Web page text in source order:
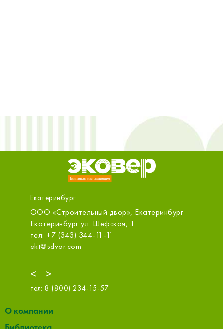
Екатеринбург
<
ООО «Строительный двор», Екатеринбург
Екатеринбург ул. Шефская, 1
тел: +7 (343) 344-11-11
ekt@sdvor.com
>
тел: 8 (800) 234-15-57
О компании
Библиотека